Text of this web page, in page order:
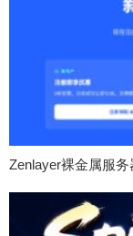
Zenlayer裸金属服